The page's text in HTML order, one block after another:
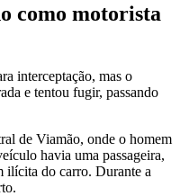
como motorista
interceptação, mas o
e tentou fugir, passando
de Viamão, onde o homem
havia uma passageira,
ilícita do carro. Durante a